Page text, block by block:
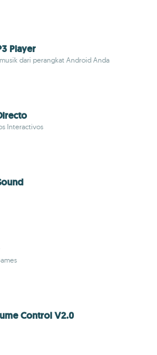
Player
dari perangkat Android Anda
Interactivos
Control V2.0